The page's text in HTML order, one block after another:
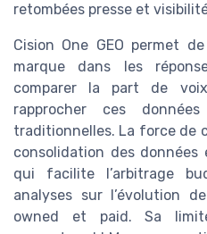
retombées presse et
Cision One GEO permet
marque dans les
comparer la part de
rapprocher ces
traditionnelles. La force de
consolidation des
qui facilite l’arbitrage
analyses sur l’évolution
owned et paid. Sa